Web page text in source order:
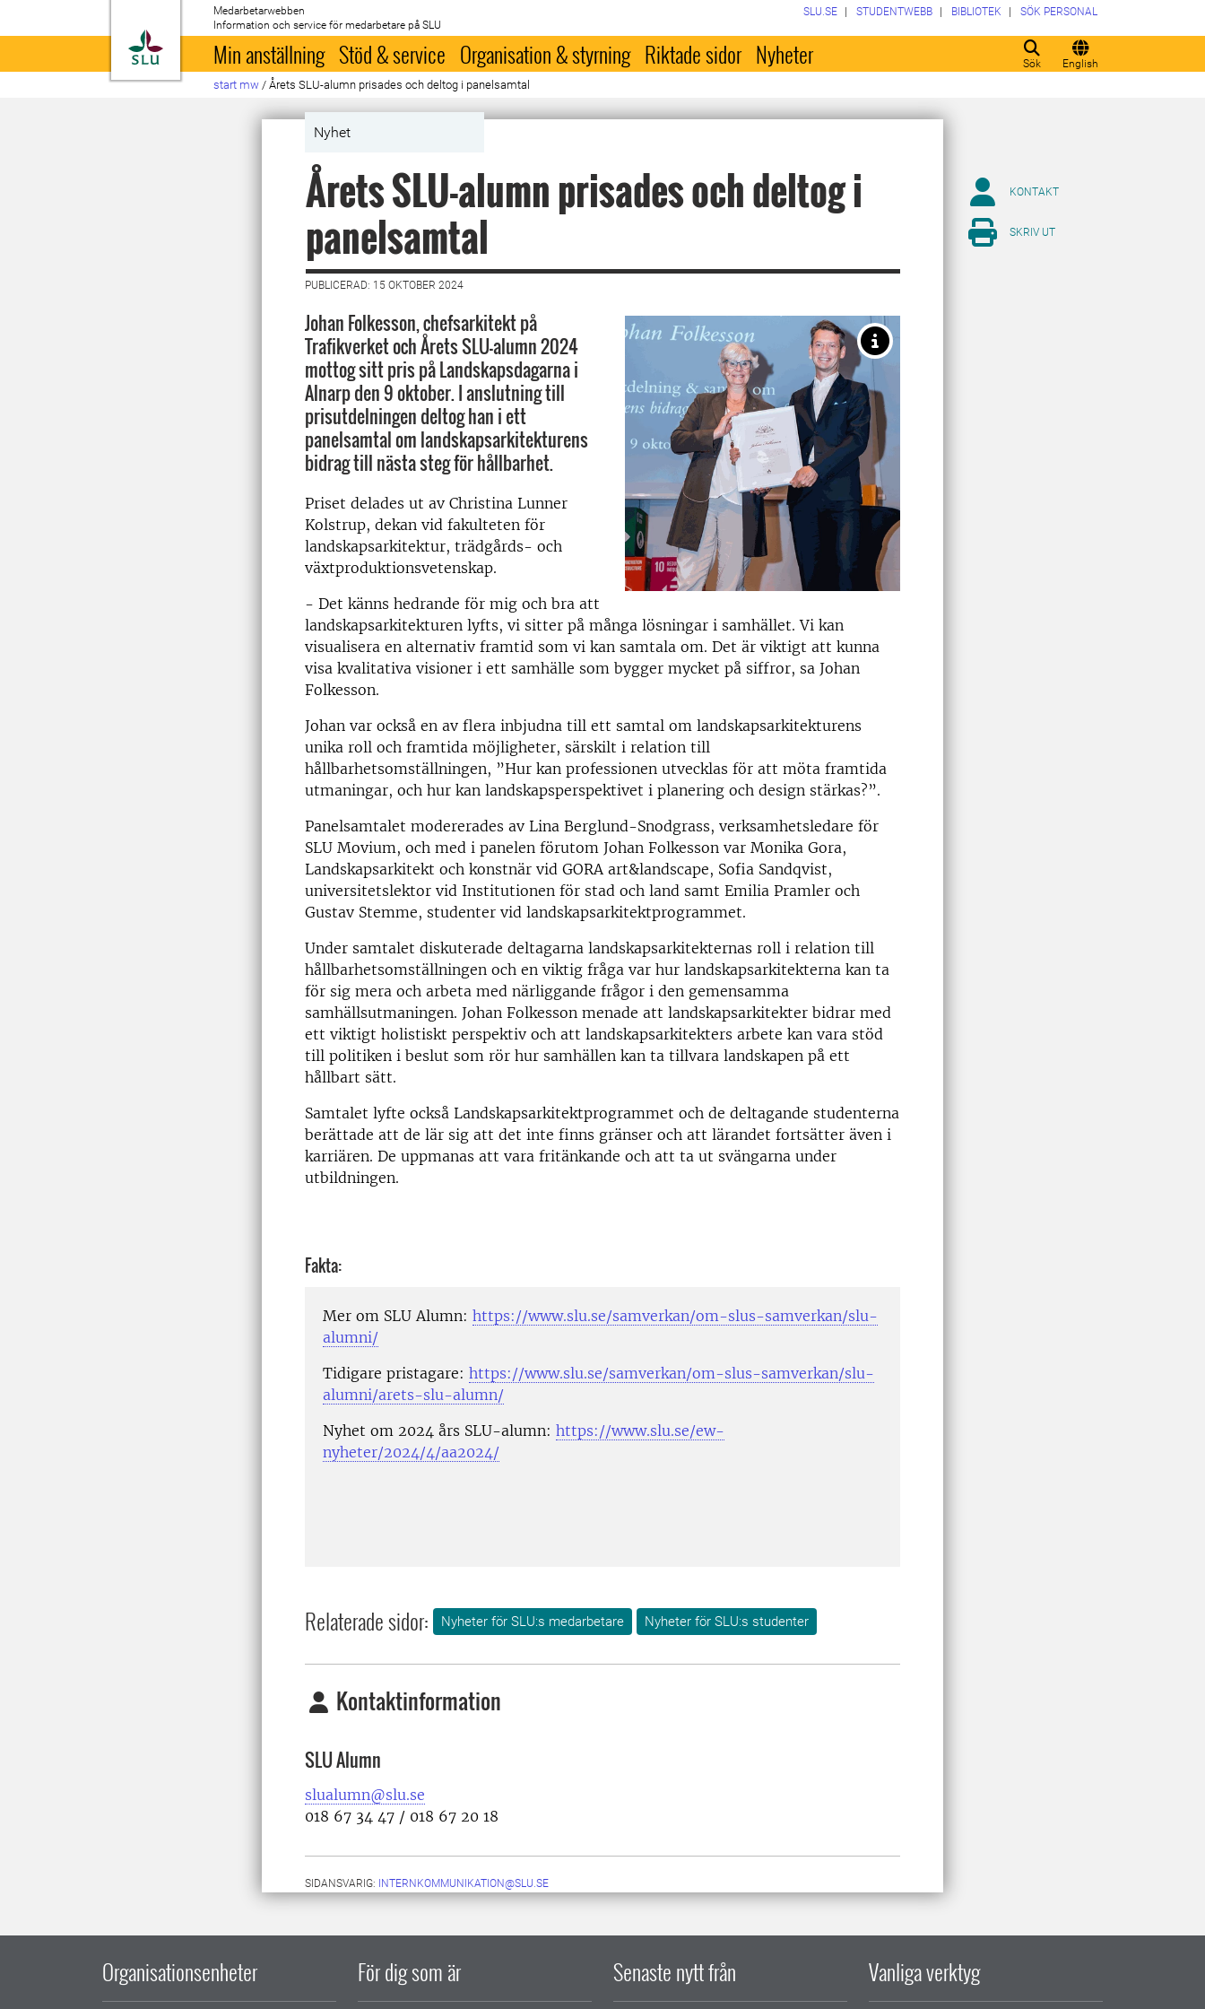
Till startsida
Medarbetarwebben
Information och service för medarbetare på SLU
Sök English
SLU.SE STUDENTWEBB BIBLIOTEK SÖK PERSONAL
Min anställning Stöd & service Organisation & styrning Riktade sidor Nyheter
start mw / Årets SLU-alumn prisades och deltog i panelsamtal
Nyhet
Årets SLU-alumn prisades och deltog i
panelsamtal
PUBLICERAD: 15 OKTOBER 2024
Johan Folkesson, chefsarkitekt på
Trafikverket och Årets SLU-alumn 2024
mottog sitt pris på Landskapsdagarna i
Alnarp den 9 oktober. I anslutning till
prisutdelningen deltog han i ett
panelsamtal om landskapsarkitekturens
bidrag till nästa steg för hållbarhet.
Priset delades ut av Christina Lunner
Kolstrup, dekan vid fakulteten för
landskapsarkitektur, trädgårds- och
växtproduktionsvetenskap.
- Det känns hedrande för mig och bra att
landskapsarkitekturen lyfts, vi sitter på många lösningar i samhället. Vi kan
visualisera en alternativ framtid som vi kan samtala om. Det är viktigt att kunna
visa kvalitativa visioner i ett samhälle som bygger mycket på siffror, sa Johan
Folkesson.
Johan var också en av flera inbjudna till ett samtal om landskapsarkitekturens
unika roll och framtida möjligheter, särskilt i relation till
hållbarhetsomställningen, ”Hur kan professionen utvecklas för att möta framtida
utmaningar, och hur kan landskapsperspektivet i planering och design stärkas?”.
Panelsamtalet modererades av Lina Berglund-Snodgrass, verksamhetsledare för
SLU Movium, och med i panelen förutom Johan Folkesson var Monika Gora,
Landskapsarkitekt och konstnär vid GORA art&landscape, Sofia Sandqvist,
universitetslektor vid Institutionen för stad och land samt Emilia Pramler och
Gustav Stemme, studenter vid landskapsarkitektprogrammet.
Under samtalet diskuterade deltagarna landskapsarkitekternas roll i relation till
hållbarhetsomställningen och en viktig fråga var hur landskapsarkitekterna kan ta
för sig mera och arbeta med närliggande frågor i den gemensamma
samhällsutmaningen. Johan Folkesson menade att landskapsarkitekter bidrar med
ett viktigt holistiskt perspektiv och att landskapsarkitekters arbete kan vara stöd
till politiken i beslut som rör hur samhällen kan ta tillvara landskapen på ett
hållbart sätt.
Samtalet lyfte också Landskapsarkitektprogrammet och de deltagande studenterna
berättade att de lär sig att det inte finns gränser och att lärandet fortsätter även i
karriären. De uppmanas att vara fritänkande och att ta ut svängarna under
utbildningen.
Fakta:
Mer om SLU Alumn: https://www.slu.se/samverkan/om-slus-samverkan/slu-
alumni/
Tidigare pristagare: https://www.slu.se/samverkan/om-slus-samverkan/slu-
alumni/arets-slu-alumn/
Nyhet om 2024 års SLU-alumn: https://www.slu.se/ew-
nyheter/2024/4/aa2024/
Relaterade sidor: Nyheter för SLU:s medarbetare Nyheter för SLU:s studenter
Kontaktinformation
SLU Alumn
slualumn@slu.se
018 67 34 47 / 018 67 20 18
SIDANSVARIG: INTERNKOMMUNIKATION@SLU.SE
KONTAKT
SKRIV UT
Organisationsenheter För dig som är Senaste nytt från Vanliga verktyg